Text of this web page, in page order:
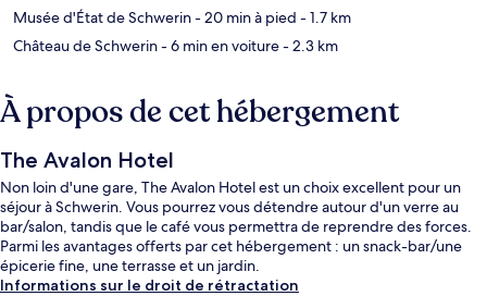
Musée d'État de Schwerin- 20 min à pied - 1.7 km
Château de Schwerin- 6 min en voiture- 2.3 km
À propos de cet hébergement
The Avalon Hotel
Non loin d'une gare, The Avalon Hotel est un choix excellent pour un
séjour à Schwerin. Vous pourrez vous détendre autour d'un verre au
bar/salon, tandis que le café vous permettra de reprendre des forces.
Parmi les avantages offerts par cet hébergement : un snack-bar/une
épicerie fine, une terrasse et un jardin.
Informations sur le droit de rétractation